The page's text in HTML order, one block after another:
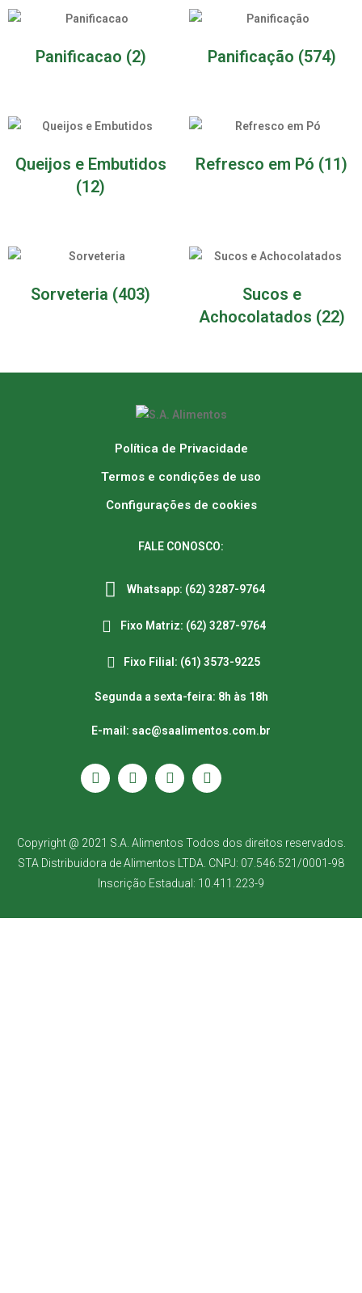
Panificacao (2) Panificação (574)
Queijos e Embutidos
(12)
Refresco em Pó (11)
Sorveteria (403)
Sucos e
Achocolatados (22)
Política de Privacidade
Termos e condições de uso
Configurações de cookies
FALE CONOSCO:
Whatsapp: (62) 3287-9764
Fixo Matriz: (62) 3287-9764
Fixo Filial: (61) 3573-9225
Segunda a sexta-feira: 8h às 18h
E-mail: sac@saalimentos.com.br
Copyright @ 2021 S.A. Alimentos Todos dos direitos reservados.
STA Distribuidora de Alimentos LTDA. CNPJ: 07.546.521/0001-98
Inscrição Estadual: 10.411.223-9